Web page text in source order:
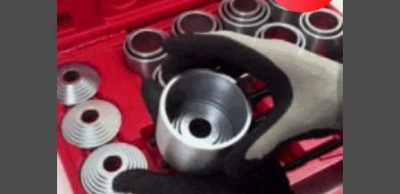
ПРИДБАТИ ЗАРАЗ